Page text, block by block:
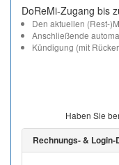
DoReMi-Zugang bis
Den aktuellen (Rest-
Anschließende
Kündigung (mit
Haben Sie
Rechnungs- & Login-